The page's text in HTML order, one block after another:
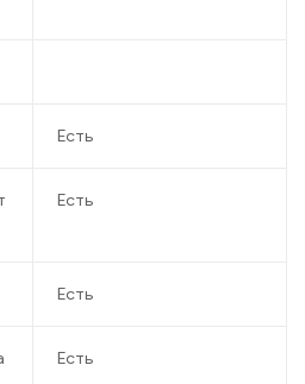
Есть
Есть
Есть
Есть